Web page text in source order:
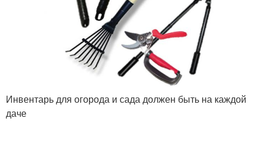
Инвентарь для огорода и сада должен быть на каждой
даче